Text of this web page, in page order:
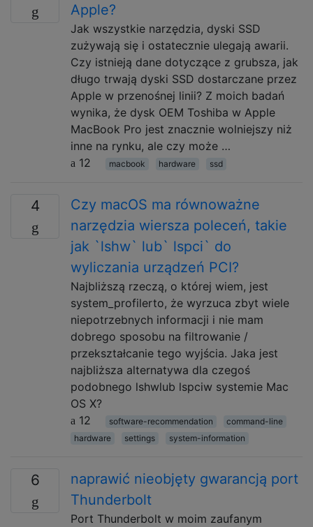
Apple?
Jak wszystkie narzędzia, dyski SSD
zużywają się i ostatecznie ulegają awarii.
Czy istnieją dane dotyczące z grubsza, jak
długo trwają dyski SSD dostarczane przez
Apple w przenośnej linii? Z moich badań
wynika, że dysk OEM Toshiba w Apple
MacBook Pro jest znacznie wolniejszy niż
inne na rynku, ale czy może …
12
macbook hardware ssd
4
Czy macOS ma równoważne
narzędzia wiersza poleceń, takie
jak `lshw` lub` lspci` do
wyliczania urządzeń PCI?
Najbliższą rzeczą, o której wiem, jest
system_profilerto, że wyrzuca zbyt wiele
niepotrzebnych informacji i nie mam
dobrego sposobu na filtrowanie /
przekształcanie tego wyjścia. Jaka jest
najbliższa alternatywa dla czegoś
podobnego lshwlub lspciw systemie Mac
OS X?
12
software-recommendation
command-line
hardware
settings system-information
6
naprawić nieobjęty gwarancją port
Thunderbolt
Port Thunderbolt w moim zaufanym